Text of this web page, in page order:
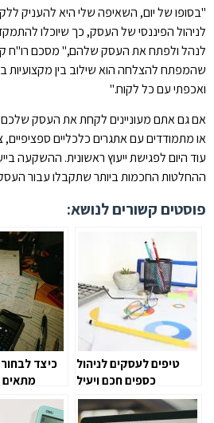
"בסופו של יום, השאיפה שלי היא להעניק
לניהול הפיננסי של העסק, כך שיוכלו
לנהל ולפתח את העסק שלהם," מסכם רו"ח
שהמפתח להצלחה הוא שילוב בין מקצועיות
ואכפתי עם כל לקוח."
אם גם אתם מעוניינים לקחת את העסק
או מתמודדים עם אתגרים כלכליים
עוד היום לפגישת ייעוץ ראשונית. ההשקעה
ההחלטות החכמות ביותר שתקבלו עבור
פוסטים קשורים לנושא:
טיפים לעסקים לניהול
כספים חכם ויעיל
כיצד
קרלוס
תהליך